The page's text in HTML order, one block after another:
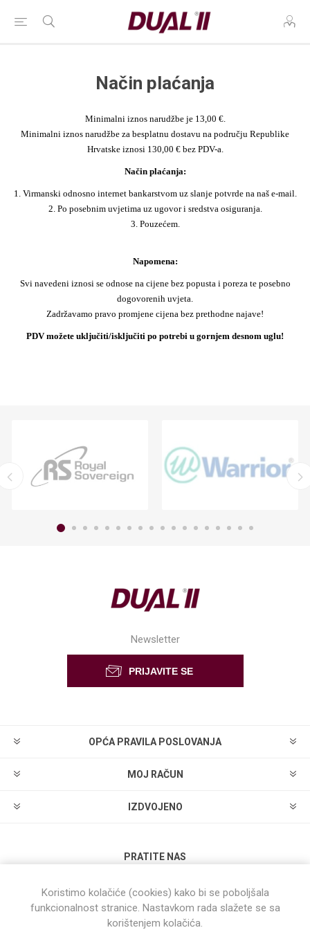
Način plaćanja
Minimalni iznos narudžbe je 13,00 €.
Minimalni iznos narudžbe za besplatnu dostavu na području Republike
Hrvatske iznosi 130,00 € bez PDV-a.
Način plaćanja:
1. Virmanski odnosno internet bankarstvom uz slanje potvrde na naš e-mail.
2. Po posebnim uvjetima uz ugovor i sredstva osiguranja.
3. Pouzećem.
Napomena:
Svi navedeni iznosi se odnose na cijene bez popusta i poreza te posebno
dogovorenih uvjeta.
Zadržavamo pravo promjene cijena bez prethodne najave!
PDV možete uključiti/isključiti po potrebi u gornjem desnom uglu!
Newsletter
OPĆA PRAVILA POSLOVANJA
MOJ RAČUN
IZDVOJENO
PRATITE NAS
Koristimo kolačiće (cookies) kako bi se poboljšala
funkcionalnost stranice. Nastavkom rada slažete se sa
korištenjem kolačića.